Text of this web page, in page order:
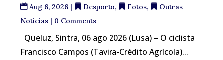
Aug 6, 2026 | Desporto, Fotos,
Outras
Notícias | 0 Comments
Queluz, Sintra, 06 ago 2026 (Lusa) – O ciclista
Francisco Campos (Tavira-Crédito Agrícola)...